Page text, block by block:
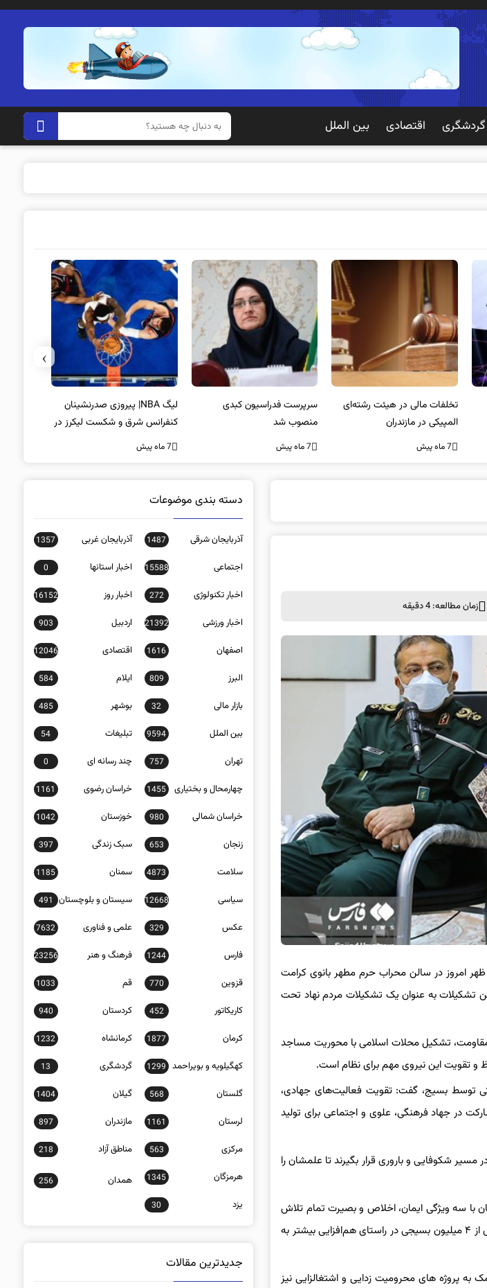
گردشگری اقتصادی بین الملل
تخلفات مالی در هیئت رشته‌ای
المپیکی در مازندران
7 ماه پیش
سرپرست فدراسیون کبدی
منصوب شد
7 ماه پیش
لیگ NBA| پیروزی صدرنشینان
کنفرانس شرق و شکست لیکرز در
غیاب جیمز
7 ماه پیش
›
زمان مطالعه: 4 دقیقه
امروز در سالن محراب حرم مطهر بانوی کرامت
تشکیلات به عنوان یک تشکیلات مردم نهاد تحت
مقاومت، تشکیل محلات اسلامی با محوریت مساجد
و تقویت این نیروی مهم برای نظام است.
توسط بسیج، گفت: تقویت فعالیت‌های جهادی،
در جهاد فرهنگی، علوی و اجتماعی برای تولید
شکوفایی و باروری قرار بگیرند تا علمشان را
با سه ویژگی ایمان، اخلاص و بصیرت تمام تلاش
خود را برای این نظام ولایی و عاشورایی به کار گرفته‌اند و با تشکیل شبکه ارتباطی ثامن تا به امروز بیش از ۴ میلیون بسیجی در راستای هم‌افزایی بیشتر به
پروژه های محرومیت زدایی و اشتغالزایی نیز
دسته بندی موضوعات
آذربایجان شرقی 1487 آذربایجان غربی 1357
اجتماعی 15588 اخبار استانها 0
اخبار تکنولوژی 272 اخبار روز 16152
اخبار ورزشی 21392 اردبیل 903
اصفهان 1616 اقتصادی 12046
البرز 809 ایلام 584
بازار مالی 32 بوشهر 485
بین الملل 9594 تبلیغات 54
تهران 757 چند رسانه ای 0
چهارمحال و بختیاری 1455 خراسان رضوی 1161
خراسان شمالی 980 خوزستان 1042
زنجان 653 سبک زندگی 397
سلامت 4873 سمنان 1185
سیاسی 12668 سیستان و بلوچستان 491
عکس 329 علمی و فناوری 7632
فارس 1244 فرهنگ و هنر 23256
قزوین 770 قم 1033
کاریکاتور 452 کردستان 940
کرمان 1877 کرمانشاه 1232
کهگیلویه و بویراحمد 1299 گردشگری 13
گلستان 568 گیلان 1404
لرستان 1161 مازندران 897
مرکزی 563 مناطق آزاد 218
هرمزگان 1345 همدان 256
یزد 30
جدیدترین مقالات